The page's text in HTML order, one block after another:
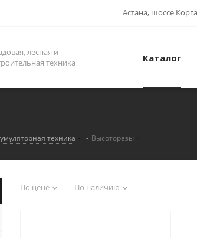
Астана, шоссе
лесная и
техника
Каталог
техника - Высоторезы
По цене По наличию